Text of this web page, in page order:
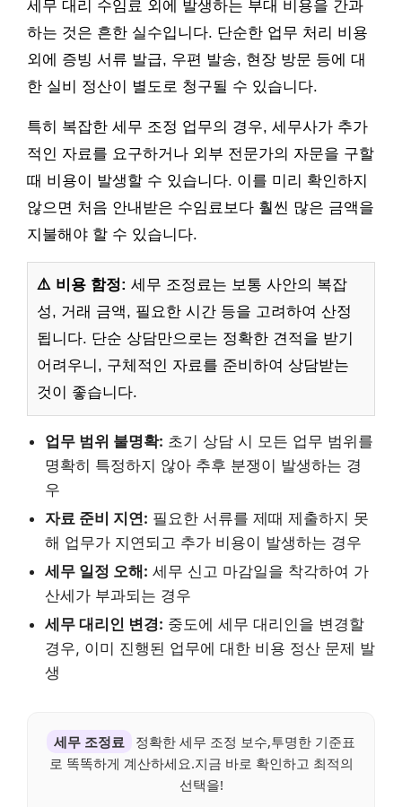
세무 대리 수임료 외에 발생하는 부대 비용을 간과
하는 것은 흔한 실수입니다. 단순한 업무 처리 비용
외에 증빙 서류 발급, 우편 발송, 현장 방문 등에 대
한 실비 정산이 별도로 청구될 수 있습니다.
특히 복잡한 세무 조정 업무의 경우, 세무사가 추가
적인 자료를 요구하거나 외부 전문가의 자문을 구할
때 비용이 발생할 수 있습니다. 이를 미리 확인하지
않으면 처음 안내받은 수임료보다 훨씬 많은 금액을
지불해야 할 수 있습니다.
⚠️ 비용 함정: 세무 조정료는 보통 사안의 복잡
성, 거래 금액, 필요한 시간 등을 고려하여 산정
됩니다. 단순 상담만으로는 정확한 견적을 받기
어려우니, 구체적인 자료를 준비하여 상담받는
것이 좋습니다.
업무 범위 불명확: 초기 상담 시 모든 업무 범위를
명확히 특정하지 않아 추후 분쟁이 발생하는 경
우
자료 준비 지연: 필요한 서류를 제때 제출하지 못
해 업무가 지연되고 추가 비용이 발생하는 경우
세무 일정 오해: 세무 신고 마감일을 착각하여 가
산세가 부과되는 경우
세무 대리인 변경: 중도에 세무 대리인을 변경할
경우, 이미 진행된 업무에 대한 비용 정산 문제 발
생
세무 조정료
정확한 세무 조정 보수,투명한 기준표
로 똑똑하게 계산하세요.지금 바로 확인하고 최적의
선택을!